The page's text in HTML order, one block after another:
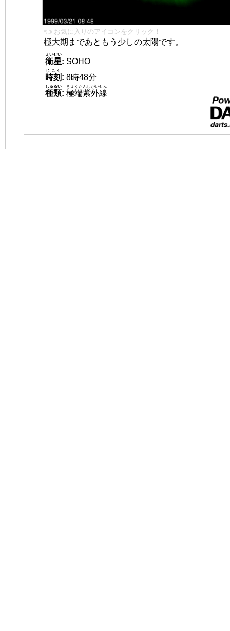
👈 お気に入りのアイコンをクリック！
極大期まであともう少しの太陽です。
衛星
えいせい
: SOHO
時刻
じこく
: 8時48分
種類
しゅるい
: 極端紫外線
きょくたんしがいせん